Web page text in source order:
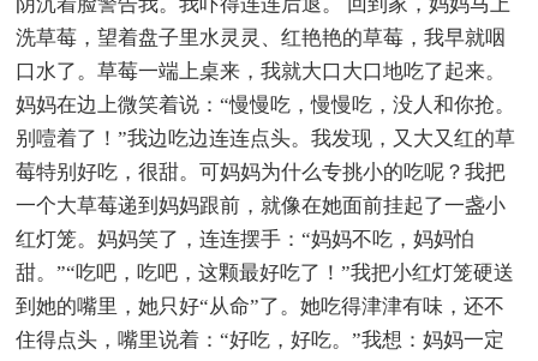
洗草莓，望着盘子里水灵灵、红艳艳的草莓，我早就咽
口水了。草莓一端上桌来，我就大口大口地吃了起来。
妈妈在边上微笑着说：“慢慢吃，慢慢吃，没人和你抢。
别噎着了！”我边吃边连连点头。我发现，又大又红的草
莓特别好吃，很甜。可妈妈为什么专挑小的吃呢？我把
一个大草莓递到妈妈跟前，就像在她面前挂起了一盏小
红灯笼。妈妈笑了，连连摆手：“妈妈不吃，妈妈怕
甜。”“吃吧，吃吧，这颗最好吃了！”我把小红灯笼硬送
到她的嘴里，她只好“从命”了。她吃得津津有味，还不
住得点头，嘴里说着：“好吃，好吃。”我想：妈妈一定